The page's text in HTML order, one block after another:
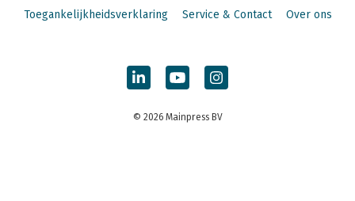
Toegankelijkheidsverklaring
Service & Contact Over ons
© 2026 Mainpress BV